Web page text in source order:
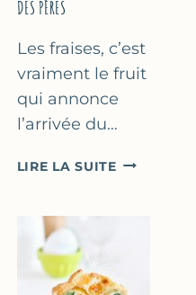
DES PÈRES
Les fraises, c’est
vraiment le fruit
qui annonce
l’arrivée du…
LIRE LA SUITEDESSERTS
DES